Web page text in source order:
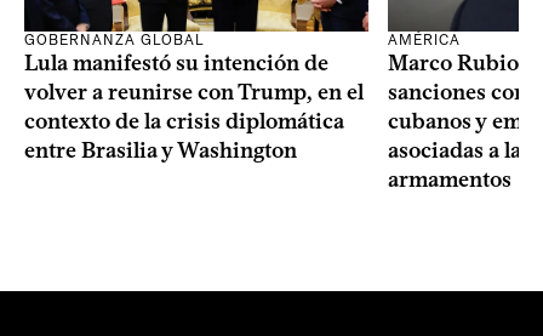
GOBERNANZA GLOBAL
Lula manifestó su intención de
volver a reunirse con Trump, en el
contexto de la crisis diplomática
entre Brasilia y Washington
AMÉRICA
Marco Rubio
sanciones
cubanos y
asociadas a la
armamentos